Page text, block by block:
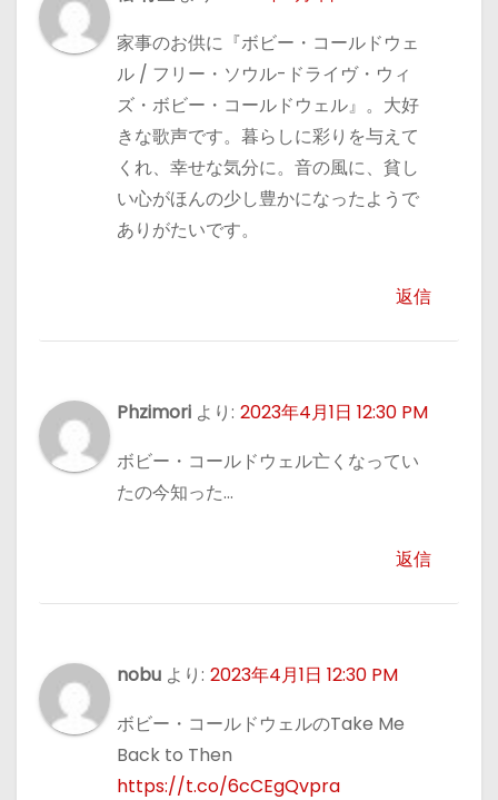
家事のお供に『ボビー・コールドウェ
ル / フリー・ソウル-ドライヴ・ウィ
ズ・ボビー・コールドウェル』。大好
きな歌声です。暮らしに彩りを与えて
くれ、幸せな気分に。音の風に、貧し
い心がほんの少し豊かになったようで
ありがたいです。
返信
Phzimori より: 2023年4月1日 12:30 PM
ボビー・コールドウェル亡くなってい
たの今知った…
返信
nobu より: 2023年4月1日 12:30 PM
ボビー・コールドウェルのTake Me
Back to Then
https://t.co/6cCEgQvpra